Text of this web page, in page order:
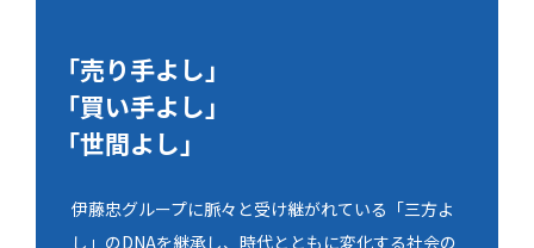
「売り手よし」
「買い手よし」
「世間よし」
伊藤忠グループに脈々と受け継がれている「三方よ
し」のDNAを継承し、時代とともに変化する社会の